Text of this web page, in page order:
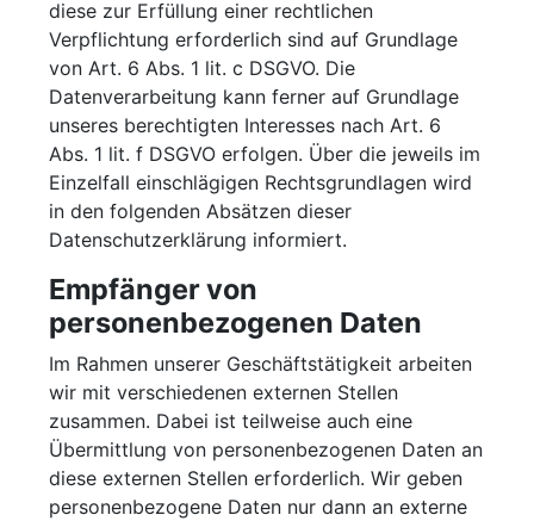
diese zur Erfüllung einer rechtlichen
Verpflichtung erforderlich sind auf Grundlage
von Art. 6 Abs. 1 lit. c DSGVO. Die
Datenverarbeitung kann ferner auf Grundlage
unseres berechtigten Interesses nach Art. 6
Abs. 1 lit. f DSGVO erfolgen. Über die jeweils im
Einzelfall einschlägigen Rechtsgrundlagen wird
in den folgenden Absätzen dieser
Datenschutzerklärung informiert.
Empfänger von
personenbezogenen Daten
Im Rahmen unserer Geschäftstätigkeit arbeiten
wir mit verschiedenen externen Stellen
zusammen. Dabei ist teilweise auch eine
Übermittlung von personenbezogenen Daten an
diese externen Stellen erforderlich. Wir geben
personenbezogene Daten nur dann an externe